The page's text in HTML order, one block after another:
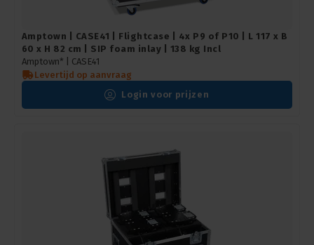
Amptown | CASE41 | Flightcase | 4x P9 of P10 | L 117 x B
60 x H 82 cm | SIP foam inlay | 138 kg Incl
Amptown* | CASE41
Levertijd op aanvraag
Login voor prijzen